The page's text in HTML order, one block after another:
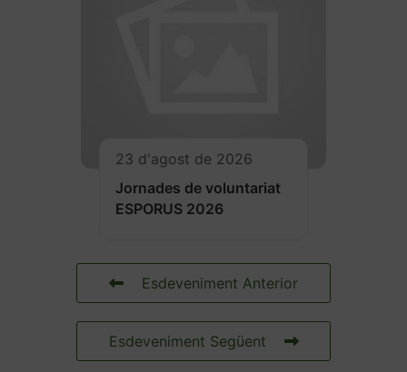
23 d'agost de 2026
Jornades de voluntariat
ESPORUS 2026
Esdeveniment Anterior
Esdeveniment Següent